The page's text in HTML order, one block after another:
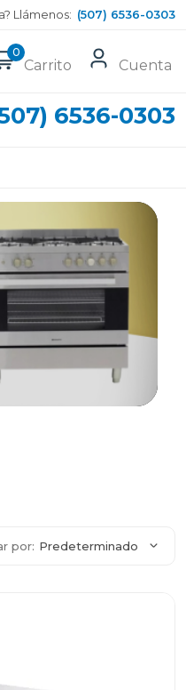
Llámenos: (507) 6536-0303
0
Carrito Cuenta
6536-0303
por: Predeterminado